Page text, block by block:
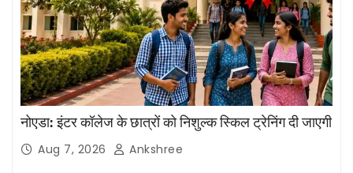
नोएडा: इंटर कॉलेज के छात्रों को निशुल्क स्किल ट्रेनिंग दी जाएगी
Aug 7, 2026 Ankshree